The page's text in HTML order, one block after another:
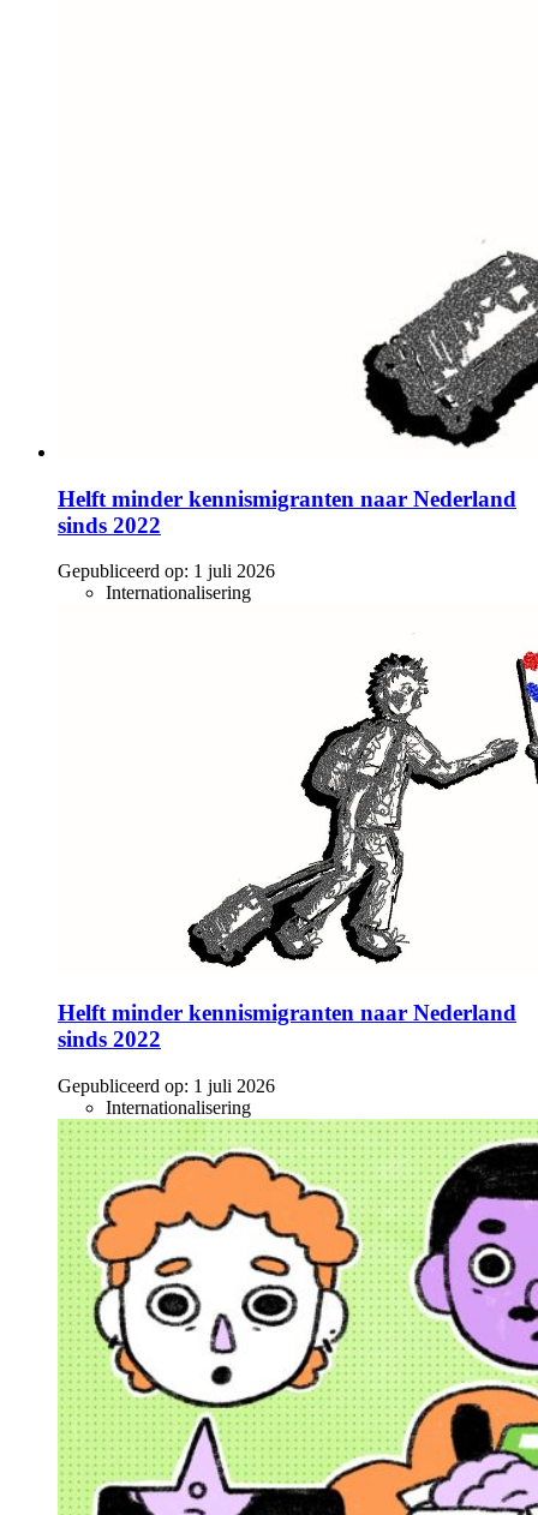
Helft minder kennismigranten naar Nederland
sinds 2022
Gepubliceerd op: 1 juli 2026
Internationalisering
Helft minder kennismigranten naar Nederland
sinds 2022
Gepubliceerd op: 1 juli 2026
Internationalisering